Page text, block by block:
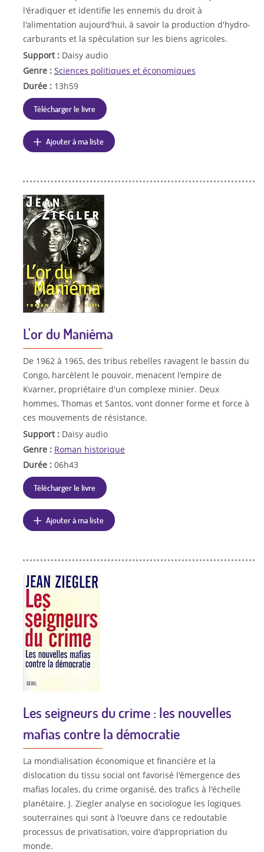
l'éradiquer et identifie les ennemis du droit à
l'alimentation aujourd'hui, à savoir la production d'hydro-
carburants et la spéculation sur les biens agricoles.
Support : Daisy audio
Genre : Sciences politiques et économiques
Durée : 13h59
Télécharger le livre
Ajouter à ma liste
L'or du Maniéma
De 1962 à 1965, des tribus rebelles ravagent le bassin du
Congo, harcèlent le pouvoir, menacent l'empire de
Kvarner, propriétaire d'un complexe minier. Deux
hommes, Thomas et Santos, vont donner forme et force à
ces mouvements de résistance.
Support : Daisy audio
Genre : Roman historique
Durée : 06h43
Télécharger le livre
Ajouter à ma liste
Les seigneurs du crime : les nouvelles
mafias contre la démocratie
La mondialisation économique et financière et la
dislocation du tissu social ont favorisé l'émergence des
mafias locales, du crime organisé, des trafics à l'échelle
planétaire. J. Ziegler analyse en sociologue les logiques
souterraines qui sont à l'oeuvre dans ce redoutable
processus de privatisation, voire d'appropriation du
monde.